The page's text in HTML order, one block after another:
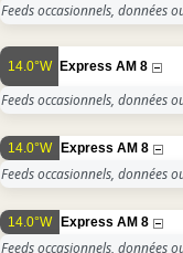
Feeds occasionnels, données
14.0°W Express AM 8
Feeds occasionnels, données
14.0°W Express AM 8
Feeds occasionnels, données
14.0°W Express AM 8
Feeds occasionnels, données